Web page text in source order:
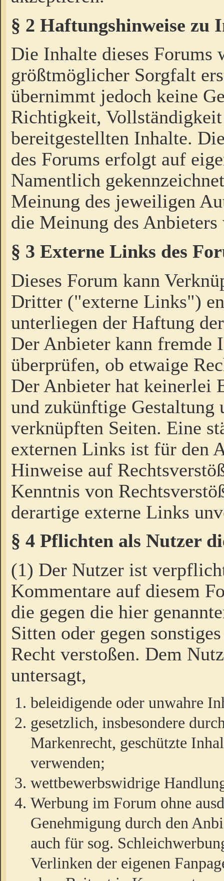
§ 2 Haftungshinweise zu
Die Inhalte dieses Forums
größtmöglicher Sorgfalt
übernimmt jedoch keine
Richtigkeit,
bereitgestellten Inhalte.
des Forums erfolgt auf
Namentlich
Meinung des jeweiligen
die Meinung des Anbieters
§ 3 Externe Links des
Dieses Forum kann
Dritter ("externe Links")
unterliegen der Haftung
Der Anbieter kann fremde
überprüfen, ob etwaige
Der Anbieter hat keinerlei
und zukünftige Gestaltung
verknüpften Seiten. Eine
externen Links ist für den
Hinweise auf
Kenntnis von
derartige externe Links
§ 4 Pflichten als Nutzer
(1) Der Nutzer ist
Kommentare auf diesem
die gegen die hier
Sitten oder gegen
Recht verstoßen. Dem
untersagt,
beleidigende oder unwahre
gesetzlich, insbesondere
Markenrecht, geschützte
verwenden;
wettbewerbswidrige
Werbung im Forum ohne
Genehmigung durch den
auch für sog.
Verlinken der eigenen